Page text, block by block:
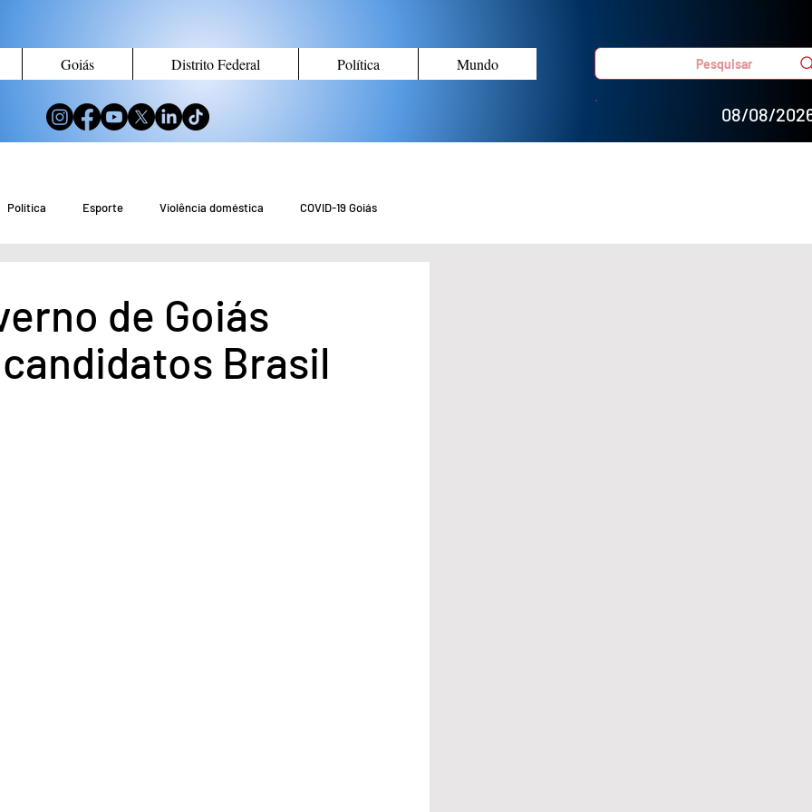
Goiás Distrito Federal Política Mundo Pesquisar
08/08/
Política Esporte Violência doméstica COVID-19 Goiás
Tecnologia Economia Curiosidades
de Goiás
Brasil